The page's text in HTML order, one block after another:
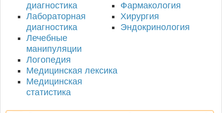
диагностика
Лабораторная
диагностика
Лечебные
манипуляции
Логопедия
Медицинская лексика
Медицинская
статистика
Фармакология
Хирургия
Эндокринология